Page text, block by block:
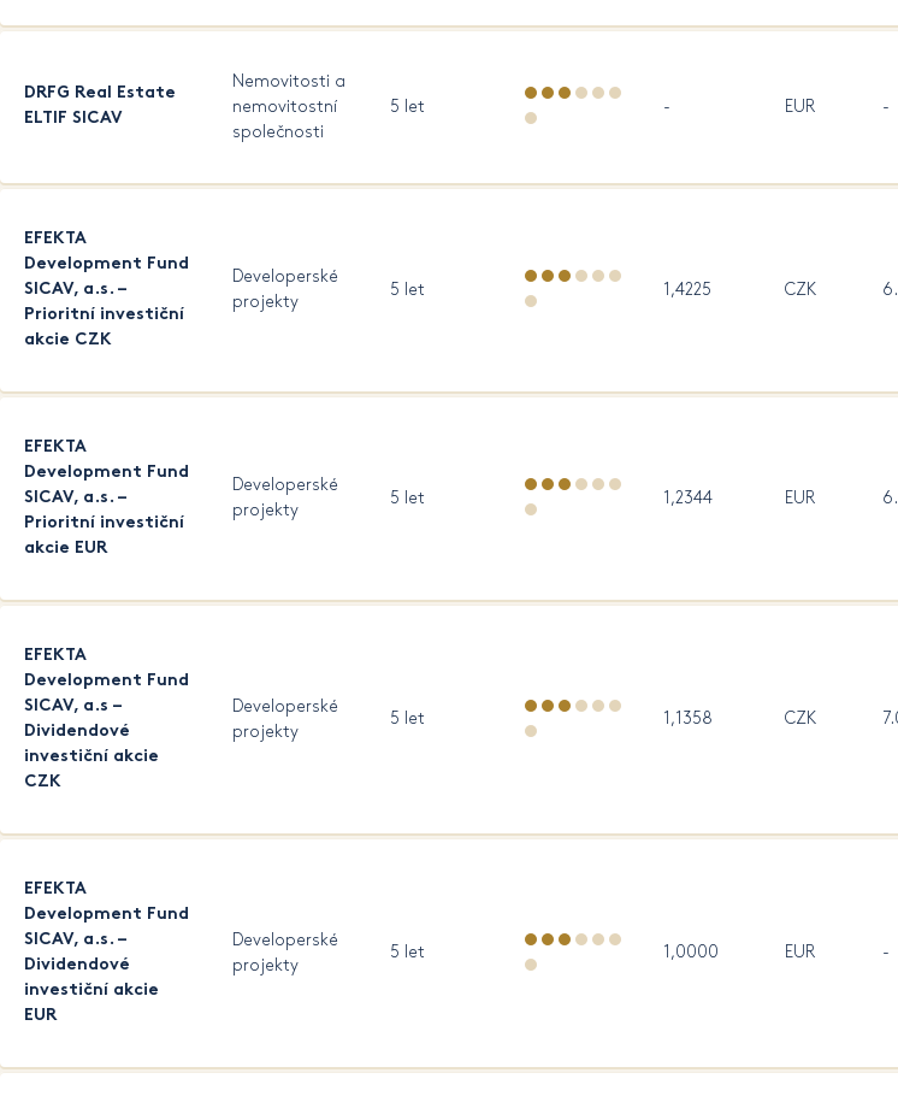
DRFG Real Estate
ELTIF SICAV
Nemovitosti a
nemovitostní
společnosti
5 let - EUR -
EFEKTA
Development Fund
SICAV, a.s. –
Prioritní investiční
akcie CZK
Developerské
projekty
5 let 1,4225 CZK
EFEKTA
Development Fund
SICAV, a.s. –
Prioritní investiční
akcie EUR
Developerské
projekty
5 let 1,2344 EUR
EFEKTA
Development Fund
SICAV, a.s –
Dividendové
investiční akcie
CZK
Developerské
projekty
5 let 1,1358 CZK
EFEKTA
Development Fund
SICAV, a.s. –
Dividendové
investiční akcie
EUR
Developerské
projekty
5 let 1,0000 EUR -